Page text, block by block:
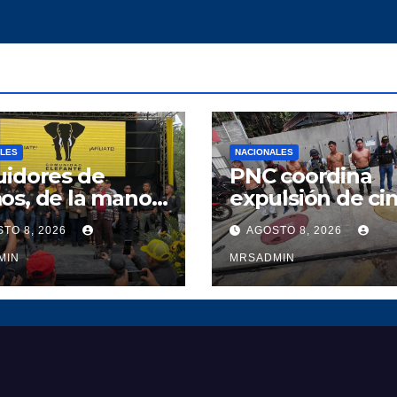
de
de la mano
Polo
fortalecen a
en Alta
8, 2026
NACIONALES
PNC coordina
expulsión de
presuntos
salvadoreños
AGOSTO 8, 2026
MRSADMIN